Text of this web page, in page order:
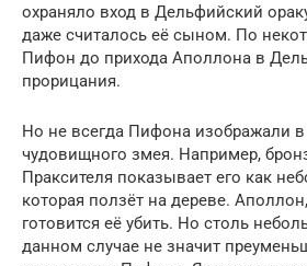
охраняло вход в Дельфийский
даже считалось её сыном. По
Пифон до прихода Аполлона в
прорицания.
Но не всегда Пифона изображали
чудовищного змея. Например,
Праксителя показывает его как
которая ползёт на дереве.
готовится её убить. Но столь
данном случае не значит